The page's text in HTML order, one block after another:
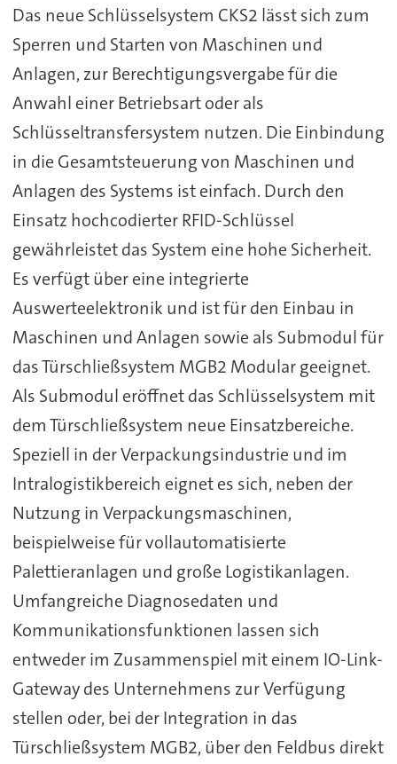
Das neue Schlüsselsystem CKS2 lässt sich zum
Sperren und Starten von Maschinen und
Anlagen, zur Berechtigungsvergabe für die
Anwahl einer Betriebsart oder als
Schlüsseltransfersystem nutzen. Die Einbindung
in die Gesamtsteuerung von Maschinen und
Anlagen des Systems ist einfach. Durch den
Einsatz hochcodierter RFID-Schlüssel
gewährleistet das System eine hohe Sicherheit.
Es verfügt über eine integrierte
Auswerteelektronik und ist für den Einbau in
Maschinen und Anlagen sowie als Submodul für
das Türschließsystem MGB2 Modular geeignet.
Als Submodul eröffnet das Schlüsselsystem mit
dem Türschließsystem neue Einsatzbereiche.
Speziell in der Verpackungsindustrie und im
Intralogistikbereich eignet es sich, neben der
Nutzung in Verpackungsmaschinen,
beispielweise für vollautomatisierte
Palettieranlagen und große Logistikanlagen.
Umfangreiche Diagnosedaten und
Kommunikationsfunktionen lassen sich
entweder im Zusammenspiel mit einem IO-Link-
Gateway des Unternehmens zur Verfügung
stellen oder, bei der Integration in das
Türschließsystem MGB2, über den Feldbus direkt